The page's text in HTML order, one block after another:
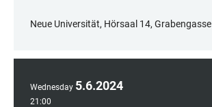
Neue Universität, Hörsaal 14,
Wednesday 5.6.2024
21:00